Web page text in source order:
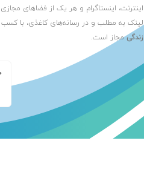
اینترنت، اینستاگرام و هر یک از فضاهای مجازی
لینک به مطلب و در رسانه‌های کاغذی، با
زندگیمجاز است.